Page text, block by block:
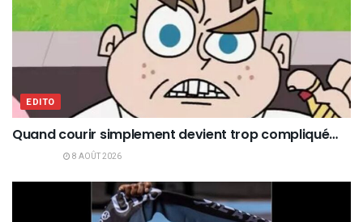
EDITO
Quand courir simplement devient trop compliqué…
8 AOÛT 2026